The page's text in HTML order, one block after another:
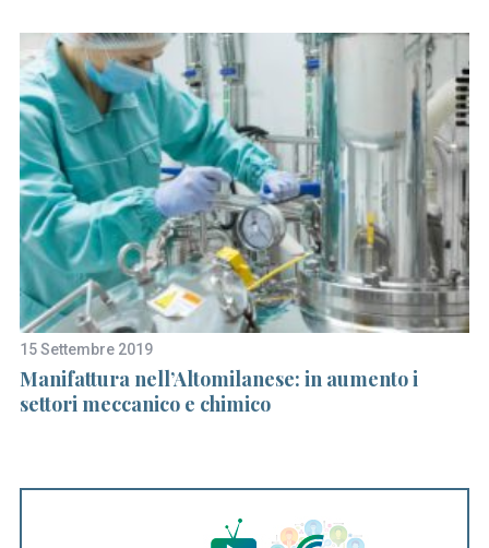
15 Settembre 2019
Manifattura nell’Altomilanese: in aumento i
settori meccanico e chimico